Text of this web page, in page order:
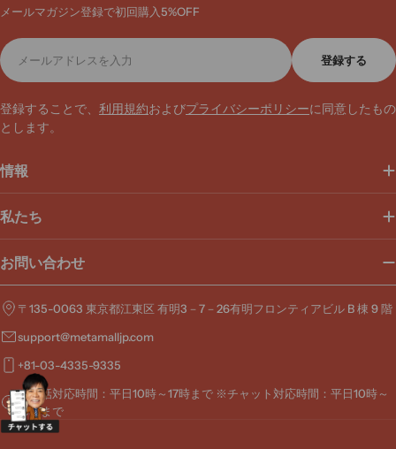
メールマガジン登録で初回購入5%OFF
メ
ー
ル
ド
レ
登録する
登録することで、 利用規約およびプライバシーポリシーに同意したもの
とします。
情報
私たち
お問い合わせ
〒135-0063 東京都江東区 有明3－7－26有明フロンティアビル B 棟 9 階
support@metamalljp.com
+81-03-4335-9335
※電話対応時間：平日10時～17時まで ※チャット対応時間：平日10時～
19時まで